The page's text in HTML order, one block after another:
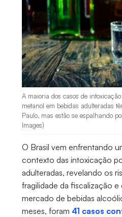
A maioria dos casos de
metanol em bebidas adulteradas
Paulo, mas estão se espalhando
Images)
O Brasil vem enfrentando
contexto das intoxicação
adulteradas, revelando os
fragilidade da fiscalização
mercado de bebidas
meses, foram 41 casos